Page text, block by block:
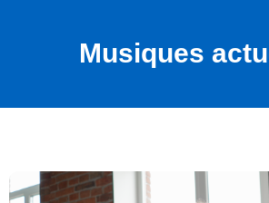
Musiques